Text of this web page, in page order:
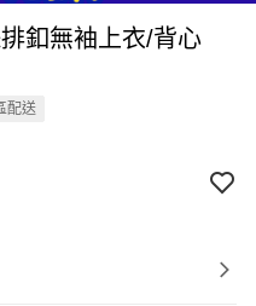
釦無袖上衣/背心
配送